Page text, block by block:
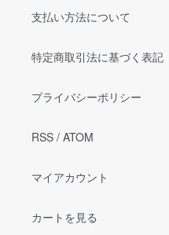
支払い方法について
特定商取引法に基づく表記
プライバシーポリシー
RSS / ATOM
マイアカウント
カートを見る